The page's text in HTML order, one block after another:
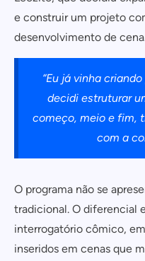
e construir um projeto
desenvolvimento de
“Eu já vinha
decidi estruturar
começo, meio e fim,
com a
O programa não se
tradicional. O diferencial
interrogatório cômico,
inseridos em cenas que